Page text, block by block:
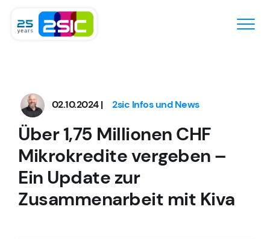
02.10.2024 | 2sic Infos und News
Über 1,75 Millionen CHF
Mikrokredite vergeben –
Ein Update zur
Zusammenarbeit mit Kiva